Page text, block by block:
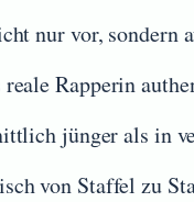
nur vor, sondern
Rapperin
jünger als in
von Staffel zu